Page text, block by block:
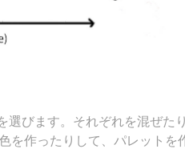
びます。それぞれを混ぜたり
を作ったりして、パレットを